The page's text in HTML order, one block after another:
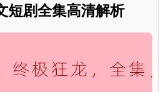
短剧全集高清解析